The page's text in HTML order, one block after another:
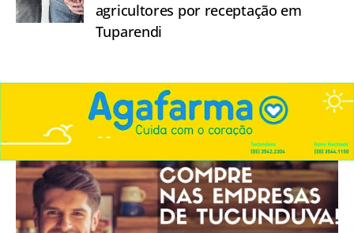
agricultores por receptação em
Tuparendi